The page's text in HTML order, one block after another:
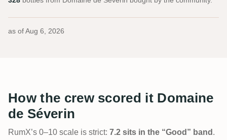
as of Aug 6, 2026
How the crew scored it Domaine
de Séverin
RumX’s 0–10 scale is strict: 7.2 sits in the “Good” band .